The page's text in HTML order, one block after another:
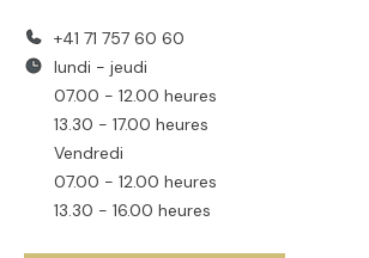
+41 71 757 60 60
lundi - jeudi
07.00 - 12.00 heures
13.30 - 17.00 heures
Vendredi
07.00 - 12.00 heures
13.30 - 16.00 heures